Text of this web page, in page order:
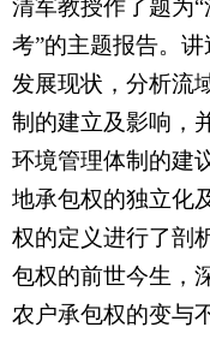
清军教授作了题为
考”的主题报告。
发展现状，分析流
制的建立及影响，
环境管理体制的建
地承包权的独立化
权的定义进行了剖
包权的前世今生，
农户承包权的变与